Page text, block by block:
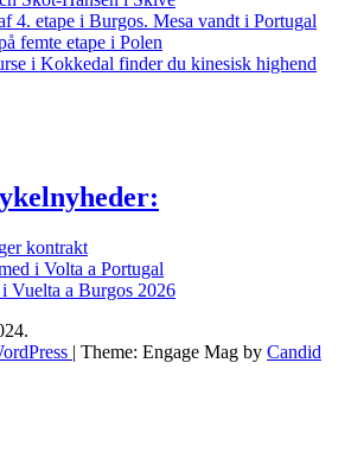
4. etape i Burgos. Mesa vandt i Portugal
femte etape i Polen
i Kokkedal finder du kinesisk highend
kontrakt
i Volta a Portugal
Vuelta a Burgos 2026
| Theme: Engage Mag by Candid